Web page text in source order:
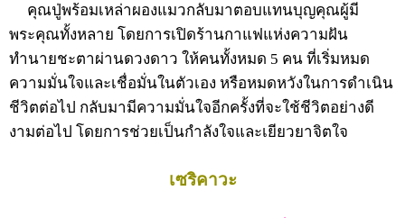
คุณปู่พร้อมเหล่าผองแมวกลับมาตอบแทนบุญคุณผู้มี
พระคุณทั้งหลาย โดยการเปิดร้านกาแฟแห่งความฝัน
ทำนายชะตาผ่านดวงดาว ให้คนทั้งหมด 5 คน ที่เริ่มหมด
ความมั่นใจและเชื่อมั่นในตัวเอง หรือหมดหวังในการดำเนิน
ชีวิตต่อไป กลับมามีความมั่นใจอีกครั้งที่จะใช้ชีวิตอย่างดี
งามต่อไป โดยการช่วยเป็นกำลังใจและเยียวยาจิตใจ
เซริคาวะ